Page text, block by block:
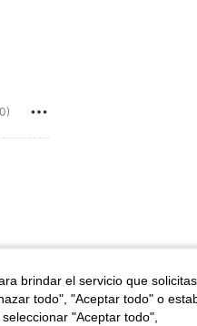
brindar el servicio que
todo", "Aceptar todo" o
"Aceptar todo",